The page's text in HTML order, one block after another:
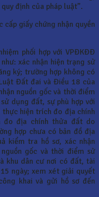
định của pháp luật”.
cấp giấy chứng nhận quyền
phối hợp với VPĐKĐĐ
xác nhận hiện trạng sử
ký; trường hợp không có
Đất đai và Điều 18 của
nguồn gốc và thời điểm
dụng đất, sự phù hợp với
hiện trích đo địa chính
địa chính thửa đất do
hợp chưa có bản đồ địa
kiểm tra hồ sơ, xác nhận
gốc và thời điểm sử
khu dân cư nơi có đất, tài
ngày; xem xét giải quyết
khai và gửi hồ sơ đến